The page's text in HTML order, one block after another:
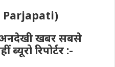
Parjapati)
अनदेखी खबर सबसे
रिपोर्टर :-